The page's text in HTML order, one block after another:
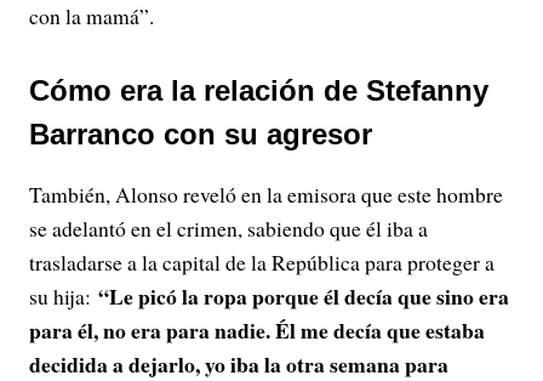
con la mamá”.
Cómo era la relación de Stefanny
Barranco con su agresor
También, Alonso reveló en la emisora que este hombre
se adelantó en el crimen, sabiendo que él iba a
trasladarse a la capital de la República para proteger a
su hija: “Le picó la ropa porque él decía que sino era
para él, no era para nadie. Él me decía que estaba
decidida a dejarlo, yo iba la otra semana para